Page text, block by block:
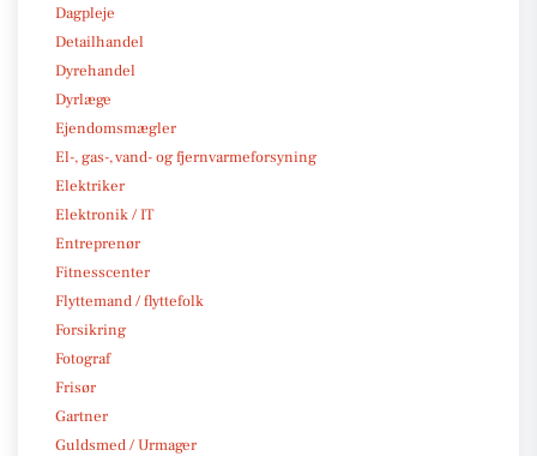
Dagpleje
Detailhandel
Dyrehandel
Dyrlæge
Ejendomsmægler
El-, gas-, vand- og fjernvarmeforsyning
Elektriker
Elektronik / IT
Entreprenør
Fitnesscenter
Flyttemand / flyttefolk
Forsikring
Fotograf
Frisør
Gartner
Guldsmed / Urmager